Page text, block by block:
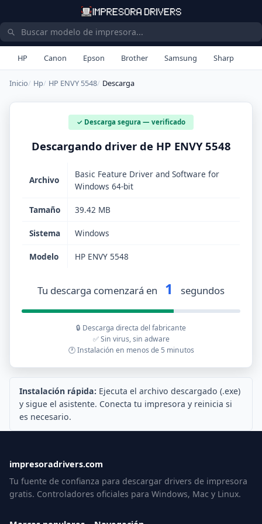
HP Canon Epson Brother Samsung Sharp
Inicio Hp HP ENVY 5548 Descarga
✓ Descarga segura — verificado
Descargando driver de HP ENVY 5548
Archivo
Basic Feature Driver and Software for
Windows 64-bit
Tamaño 39.42 MB
Sistema Windows
Modelo HP ENVY 5548
Tu descarga comenzará en 1 segundos
🔒 Descarga directa del fabricante
✅ Sin virus, sin adware
🕐 Instalación en menos de 5 minutos
Instalación rápida: Ejecuta el archivo descargado (.exe)
y sigue el asistente. Conecta tu impresora y reinicia si
es necesario.
impresoradrivers.com
Tu fuente de confianza para descargar drivers de impresora
gratis. Controladores oficiales para Windows, Mac y Linux.